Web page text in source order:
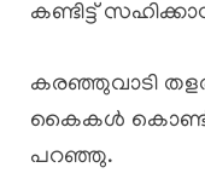
കണ്ടിട്ട്
കരഞ്ഞുവാടി
കൈകൾ കൊണ്ട്
പറഞ്ഞു.